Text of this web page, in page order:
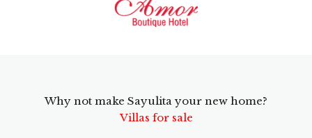
Why not make Sayulita your new home?
Villas for sale